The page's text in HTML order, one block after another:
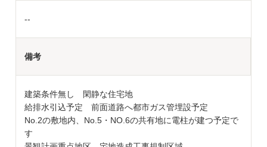
--
備考
建築条件無し 閑静な住宅地
給排水引込予定 前面道路へ都市ガス管埋設予定
No.2の敷地内、No.5・NO.6の共有地に電柱が建つ予定で
す